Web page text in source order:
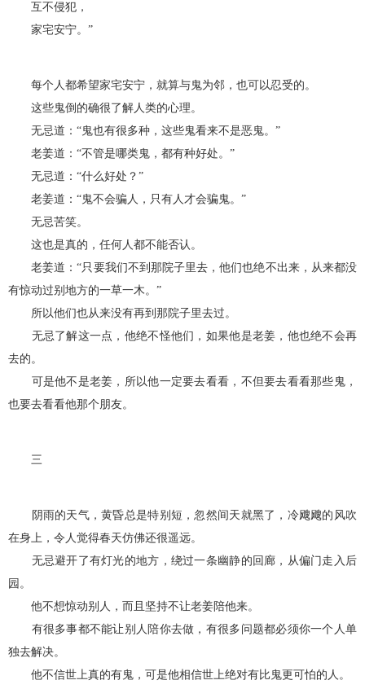
互不侵犯，
家宅安宁。”
每个人都希望家宅安宁，就算与鬼为邻，也可以忍受的。
这些鬼倒的确很了解人类的心理。
无忌道：“鬼也有很多种，这些鬼看来不是恶鬼。”
老姜道：“不管是哪类鬼，都有种好处。”
无忌道：“什么好处？”
老姜道：“鬼不会骗人，只有人才会骗鬼。”
无忌苦笑。
这也是真的，任何人都不能否认。
老姜道：“只要我们不到那院子里去，他们也绝不出来，从来都没
有惊动过别地方的一草一木。”
所以他们也从来没有再到那院子里去过。
无忌了解这一点，他绝不怪他们，如果他是老姜，他也绝不会再
去的。
可是他不是老姜，所以他一定要去看看，不但要去看看那些鬼，
也要去看看他那个朋友。
三
阴雨的天气，黄昏总是特别短，忽然间天就黑了，冷飕飕的风吹
在身上，令人觉得春天仿佛还很遥远。
无忌避开了有灯光的地方，绕过一条幽静的回廊，从偏门走入后
园。
他不想惊动别人，而且坚持不让老姜陪他来。
有很多事都不能让别人陪你去做，有很多问题都必须你一个人单
独去解决。
他不信世上真的有鬼，可是他相信世上绝对有比鬼更可怕的人。